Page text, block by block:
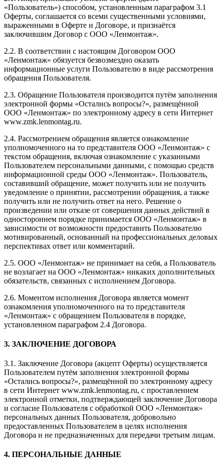
«Пользователь») способом, установленным параграфом 3.1
Оферты, соглашается со всеми существенными условиями,
выраженными в Оферте и Договоре, и признаётся
заключившим Договор с ООО «Ленмонтаж».
2.2. В соответствии с настоящим Договором ООО
«Ленмонтаж» обязуется безвозмездно оказать
информационные услуги Пользователю в виде рассмотрения
обращения Пользователя.
2.3. Обращение Пользователя производится путём заполнения
электронной формы «Остались вопросы?», размещённой
ООО «Ленмонтаж» по электронному адресу в сети Интернет
www.zmk.lenmontag.ru.
2.4. Рассмотрением обращения является ознакомление
уполномоченного на то представителя ООО «Ленмонтаж» с
текстом обращения, включая ознакомление с указанными
Пользователем персональными данными, с помощью средств
информационной среды ООО «Ленмонтаж». Пользователь,
составивший обращение, может получить или не получить
уведомление о принятии, рассмотрении обращения, а также
получить или не получить ответ на него. Решение о
произведении или отказе от совершения данных действий в
одностороннем порядке принимается ООО «Ленмонтаж» в
зависимости от возможности предоставить Пользователю
мотивированный, основанный на профессиональных деловых
перспективах ответ или комментарий.
2.5. ООО «Ленмонтаж» не принимает на себя, а Пользователь
не возлагает на ООО «Ленмонтаж» никаких дополнительных
обязательств, связанных с исполнением Договора.
2.6. Моментом исполнения Договора является момент
ознакомления уполномоченного на то представителя
«Ленмонтаж» с обращением Пользователя в порядке,
установленном параграфом 2.4 Договора.
3. ЗАКЛЮЧЕНИЕ ДОГОВОРА
3.1. Заключение Договора (акцепт Оферты) осуществляется
Пользователем путём заполнения электронной формы
«Остались вопросы?», размещённой по электронному адресу
в сети Интернет www.zmk.lenmontag.ru, с проставлением
электронной отметки, подтверждающей заключение Договора
и согласие Пользователя с обработкой ООО «Ленмонтаж»
персональных данных Пользователя, добровольно
предоставленных Пользователем в целях исполнения
Договора и не предназначенных для передачи третьим лицам.
4. ПЕРСОНАЛЬНЫЕ ДАННЫЕ